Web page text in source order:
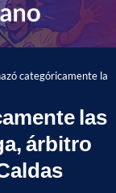
categóricamente
las
árbitro